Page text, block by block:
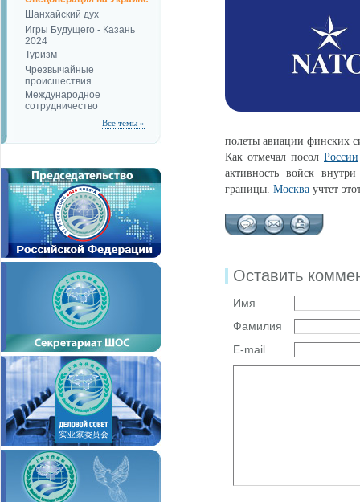
Шанхайский дух
Игры Будущего - Казань
2024
Туризм
Чрезвычайные
происшествия
Международное
сотрудничество
Все темы »
полеты авиации финских
Как отмечал посол России
активность войск
границы. Москва учтет
Оставить
Имя
Фамилия
E-mail